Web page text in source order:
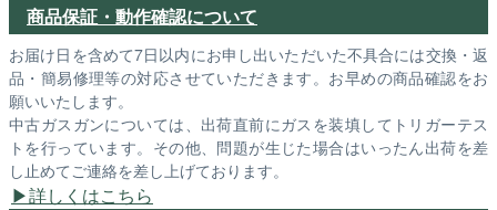
商品保証・動作確認について
お届け日を含めて7日以内にお申し出いただいた不具合には交換・返
品・簡易修理等の対応させていただきます。お早めの商品確認をお
願いいたします。
中古ガスガンについては、出荷直前にガスを装填してトリガーテス
トを行っています。その他、問題が生じた場合はいったん出荷を差
し止めてご連絡を差し上げております。
詳しくはこちら